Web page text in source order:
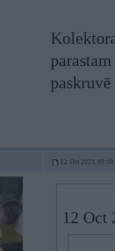
12. Oct 2023, 09:00
12 Oct